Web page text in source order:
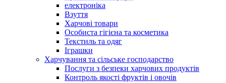
електроніка
Взуття
Харчові товари
Особиста гігієна та косметика
Текстиль та одяг
Іграшки
Харчування та сільське господарство
Послуги з безпеки харчових продуктів
Контроль якості фруктів і овочів